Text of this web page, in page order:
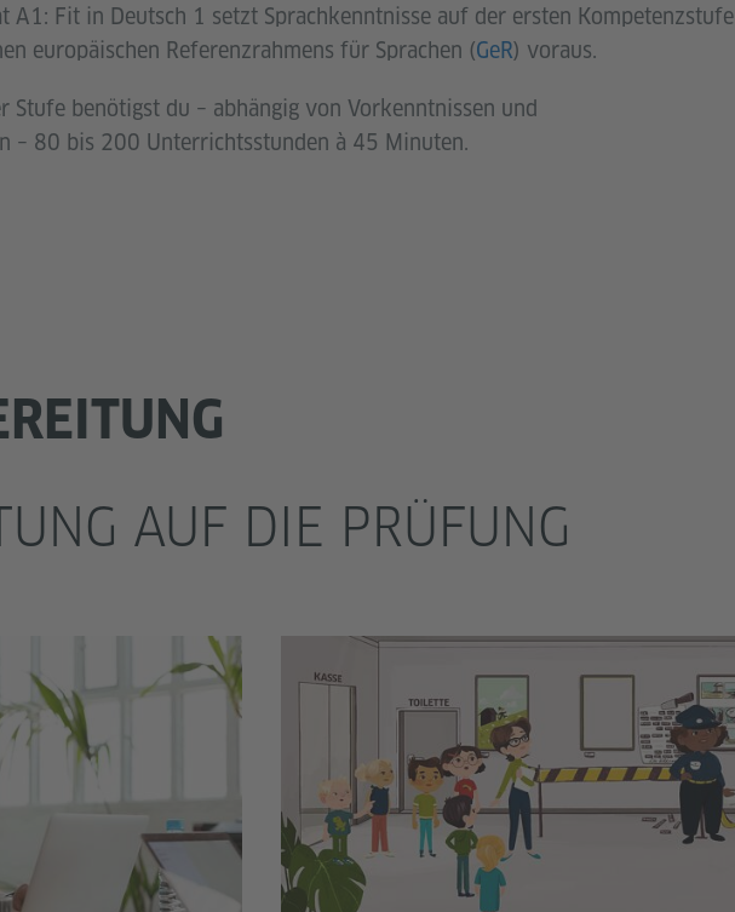
A1: Fit in Deutsch 1 setzt Sprachkenntnisse auf der ersten Kompetenzstufe
europäischen Referenzrahmens für Sprachen (GeR) voraus.
Stufe benötigst du – abhängig von Vorkenntnissen und
– 80 bis 200 Unterrichtsstunden à 45 Minuten.
AUF DIE PRÜFUNG